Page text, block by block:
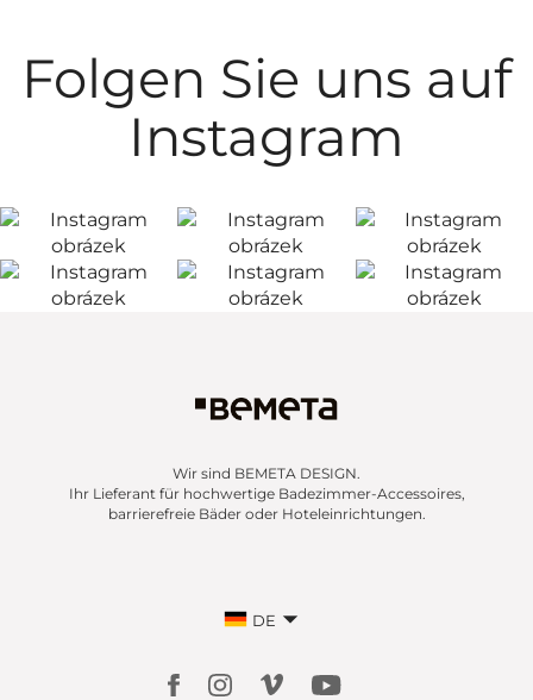
Folgen Sie uns auf
Instagram
Wir sind BEMETA DESIGN.
Ihr Lieferant für hochwertige Badezimmer-Accessoires,
barrierefreie Bäder oder Hoteleinrichtungen.
DE